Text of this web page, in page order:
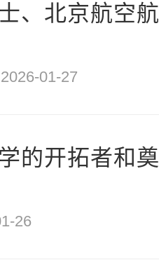
、北京航空
2026-01-27
的开拓者和
26